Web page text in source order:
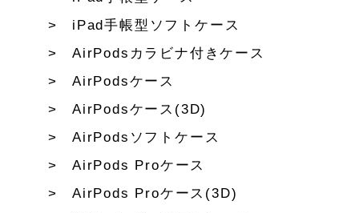
iPad手帳型ソフトケース
AirPodsカラビナ付きケース
AirPodsケース
AirPodsケース(3D)
AirPodsソフトケース
AirPods Proケース
AirPods Proケース(3D)